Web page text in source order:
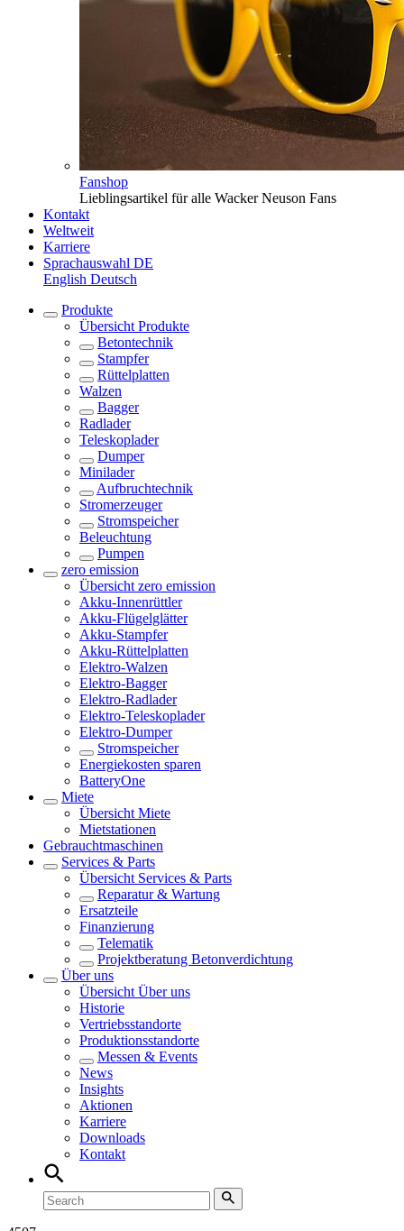
Fanshop
Lieblingsartikel für alle Wacker Neuson Fans
Kontakt
Weltweit
Karriere
Sprachauswahl DE
English Deutsch
Produkte
Übersicht Produkte
Betontechnik
Stampfer
Rüttelplatten
Walzen
Bagger
Radlader
Teleskoplader
Dumper
Minilader
Aufbruchtechnik
Stromerzeuger
Stromspeicher
Beleuchtung
Pumpen
zero emission
Übersicht zero emission
Akku-Innenrüttler
Akku-Flügelglätter
Akku-Stampfer
Akku-Rüttelplatten
Elektro-Walzen
Elektro-Bagger
Elektro-Radlader
Elektro-Teleskoplader
Elektro-Dumper
Stromspeicher
Energiekosten sparen
BatteryOne
Miete
Übersicht Miete
Mietstationen
Gebrauchtmaschinen
Services & Parts
Übersicht Services & Parts
Reparatur & Wartung
Ersatzteile
Finanzierung
Telematik
Projektberatung Betonverdichtung
Über uns
Übersicht Über uns
Historie
Vertriebsstandorte
Produktionsstandorte
Messen & Events
News
Insights
Aktionen
Karriere
Downloads
Kontakt